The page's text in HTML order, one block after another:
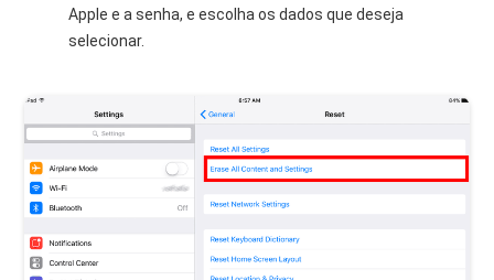
Apple e a senha, e escolha os dados que deseja
selecionar.